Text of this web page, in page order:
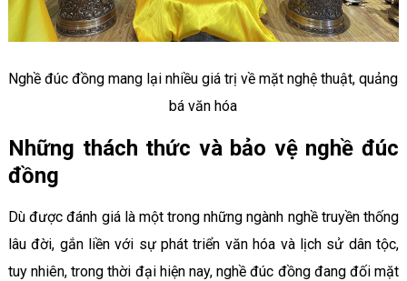
Nghề đúc đồng mang lại nhiều giá trị về mặt nghệ thuật, quảng
bá văn hóa
Những thách thức và bảo vệ nghề đúc
đồng
Dù được đánh giá là một trong những ngành nghề truyền thống
lâu đời, gắn liền với sự phát triển văn hóa và lịch sử dân tộc,
tuy nhiên, trong thời đại hiện nay, nghề đúc đồng đang đối mặt